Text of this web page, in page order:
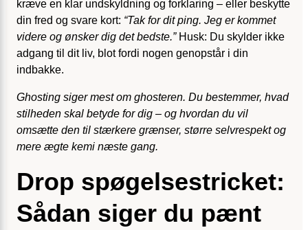
kræve en klar undskyldning og forklaring – eller beskytte
din fred og svare kort: “Tak for dit ping. Jeg er kommet
videre og ønsker dig det bedste.”Husk: Du skylder ikke
adgang til dit liv, blot fordi nogen genopstår i din
indbakke.
Ghosting siger mest om ghosteren. Du bestemmer, hvad
stilheden skal betyde for dig – og hvordan du vil
omsætte den til stærkere grænser, større selvrespekt og
mere ægte kemi næste gang.
Drop spøgelsestricket:
Sådan siger du pænt